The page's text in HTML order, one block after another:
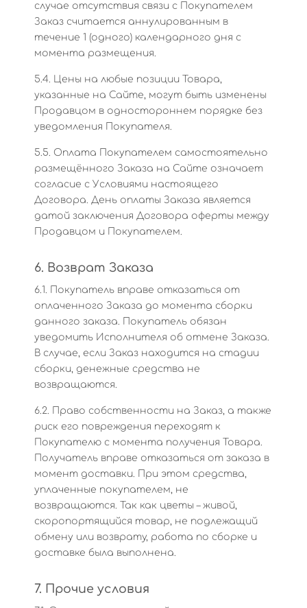
случае отсутствия связи с Покупателем
Заказ считается аннулированным в
течение 1 (одного) календарного дня с
момента размещения.
5.4. Цены на любые позиции Товара,
указанные на Сайте, могут быть изменены
Продавцом в одностороннем порядке без
уведомления Покупателя.
5.5. Оплата Покупателем самостоятельно
размещённого Заказа на Сайте означает
согласие с Условиями настоящего
Договора. День оплаты Заказа является
датой заключения Договора оферты между
Продавцом и Покупателем.
6. Возврат Заказа
6.1. Покупатель вправе отказаться от
оплаченного Заказа до момента сборки
данного заказа. Покупатель обязан
уведомить Исполнителя об отмене Заказа.
В случае, если Заказ находится на стадии
сборки, денежные средства не
возвращаются.
6.2. Право собственности на Заказ, а также
риск его повреждения переходят к
Покупателю с момента получения Товара.
Получатель вправе отказаться от заказа в
момент доставки. При этом средства,
уплаченные покупателем, не
возвращаются. Так как цветы – живой,
скоропортящийся товар, не подлежащий
обмену или возврату, работа по сборке и
доставке была выполнена.
7. Прочие условия